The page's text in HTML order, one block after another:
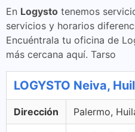
En Logysto tenemos
servicios y horarios
Encuéntrala tu oficina de
más cercana aquí. Tarso
LOGYSTO Neiva,
Dirección Palermo,